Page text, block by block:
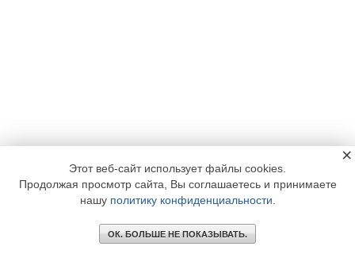
Этот веб-сайт использует файлы cookies.
Продолжая просмотр сайта, Вы соглашаетесь и принимаете
нашу политику конфиденциальности
ОК. БОЛЬШЕ НЕ ПОКАЗЫВАТЬ.
×